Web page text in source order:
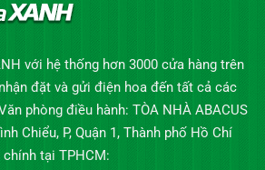
với hệ thống hơn 3000 cửa hàng trên
đặt và gửi điện hoa đến tất cả các
phòng điều hành: TÒA NHÀ ABACUS
Chiểu, P, Quận 1, Thành phố Hồ Chí
tại TPHCM: